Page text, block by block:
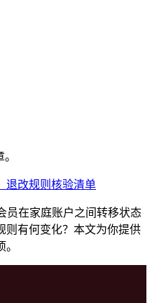
退改规则核验清单
员在家庭账户之间转移状态
则有何变化？本文为你提供